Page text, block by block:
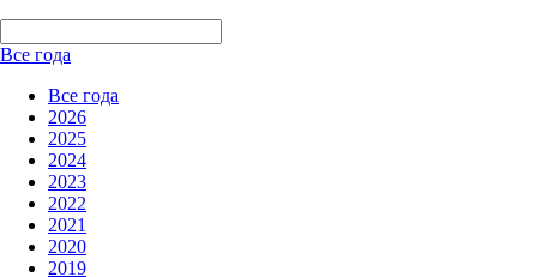
Все года
Все года
2026
2025
2024
2023
2022
2021
2020
2019